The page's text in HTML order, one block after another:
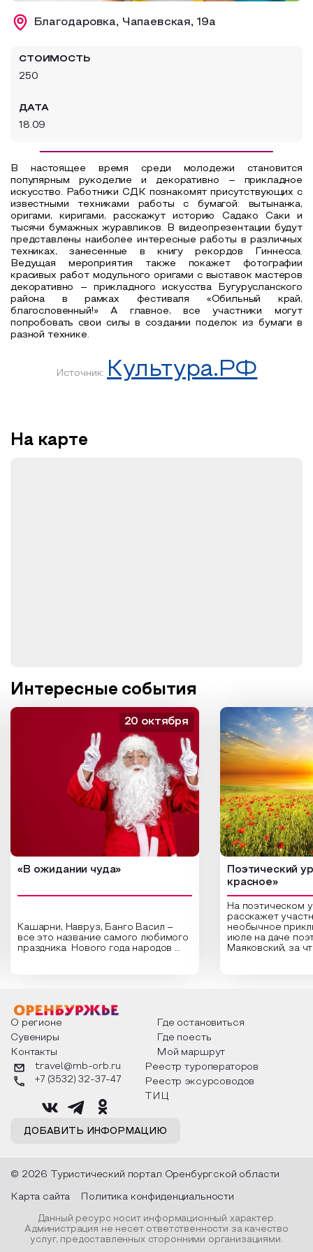
Образовательный туризм
Благодаровка, Чапаевская, 19а
СТОИМОСТЬ
250
ДАТА
18.09
В настоящее время среди молодежи становится
популярным рукоделие и декоративно – прикладное
искусство. Работники СДК познакомят присутствующих с
известными техниками работы с бумагой: вытынанка,
оригами, киригами, расскажут историю Садако Саки и
тысячи бумажных журавликов. В видеопрезентации будут
представлены наиболее интересные работы в различных
техниках, занесенные в книгу рекордов Гиннесса.
Ведущая мероприятия также покажет фотографии
красивых работ модульного оригами с выставок мастеров
декоративно – прикладного искусства Бугурусланского
района в рамках фестиваля «Обильный край,
благословенный!» А главное, все участники могут
попробовать свои силы в создании поделок из бумаги в
разной технике.
Источник: Культура.РФ
На карте
Интересные события
«В ожидании чуда»
Кашарни, Навруз, Банго Васил –
все это название самого любимого
праздника Нового года народов
о том, как встречают новый год в
разных уголках страны, какие
обряды совершают на удачу и
благополучие, в чем схожи и
различаются традиции. Кто такой
Дед Мороз и откуда он пришел, как
его называют в разных уголках
страны и как появились елочные
20 октября
Поэтический
красное»
На поэтическом
расскажет
необычное
июле на даче
Маяковский, за
Твардовского и
каждой строчке
восхищение
яркому времени
О регионе
Где остановиться
Сувениры
Где поесть
Контакты
Мой маршрут
ДОБАВИТЬ ИНФОРМАЦИЮ
travel@mb-orb.ru
+7 (3532) 32-37-47
Реестр туроператоров
Реестр эксурсоводов
ТИЦ
© 2026 Туристический портал Оренбургской области
Карта сайта Политика конфиденциальности
Данный ресурс носит информационный характер.
Администрация не несет ответственности за качество
услуг, предоставленных сторонними организациями.